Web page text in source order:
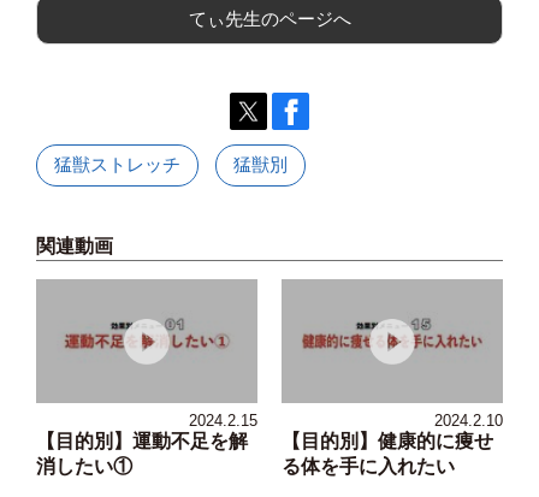
d
e
o
てぃ先生のページへ
猛獣ストレッチ 猛獣別
関連動画
2024.2.15
【目的別】運動不足を解
消したい①
2024.2.10
【目的別】健康的に痩せ
る体を手に入れたい